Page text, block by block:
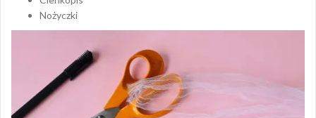
Nożyczki